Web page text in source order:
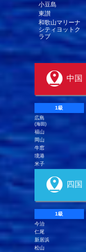
小豆島
東讃
和歌山マリーナ
シティヨットク
ラブ
中国
1級
広島
(海田)
福山
岡山
牛窓
境港
米子
四国
1級
今治
仁尾
新居浜
松山